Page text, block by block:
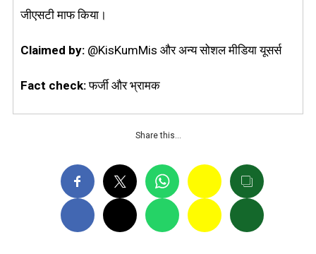
जीएसटी माफ किया।
Claimed by: @KisKumMis और अन्य सोशल मीडिया यूसर्स
Fact check:फर्जी और भ्रामक
Share this…